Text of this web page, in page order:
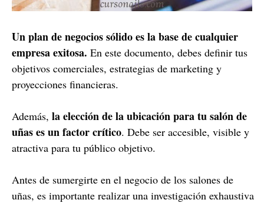
Un plan de negocios sólido es la base de cualquier
empresa exitosa. En este documento, debes definir tus
objetivos comerciales, estrategias de marketing y
proyecciones financieras.
Además, la elección de la ubicación para tu salón de
uñas es un factor crítico. Debe ser accesible, visible y
atractiva para tu público objetivo.
Antes de sumergirte en el negocio de los salones de
uñas, es importante realizar una investigación exhaustiva